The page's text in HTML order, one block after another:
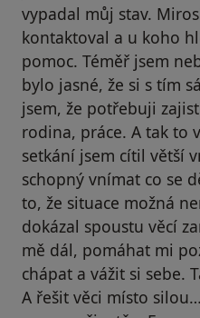
vypadal můj stav.
kontaktoval a u koho
pomoc. Téměř jsem
bylo jasné, že si s tím
jsem, že potřebuji
rodina, práce. A tak to
setkání jsem cítil větší
schopný vnímat co se
to, že situace možná
dokázal spoustu věcí
mě dál, pomáhat mi
chápat a vážit si sebe.
A řešit věci místo